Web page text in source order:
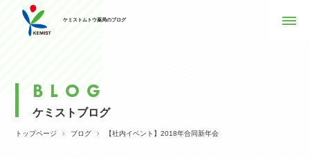
ケミストムトウ薬局のブログ
BLOG
ケミストブログ
トップページ ブログ 【社内イベント】2018年合同新年会